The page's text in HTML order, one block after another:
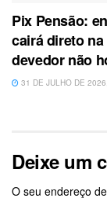
Pix Pensão:
cairá direto
devedor não
31 DE JULHO DE
Deixe um
O seu endereço